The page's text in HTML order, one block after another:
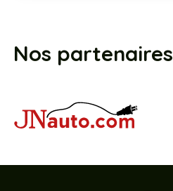
Nos partenaires